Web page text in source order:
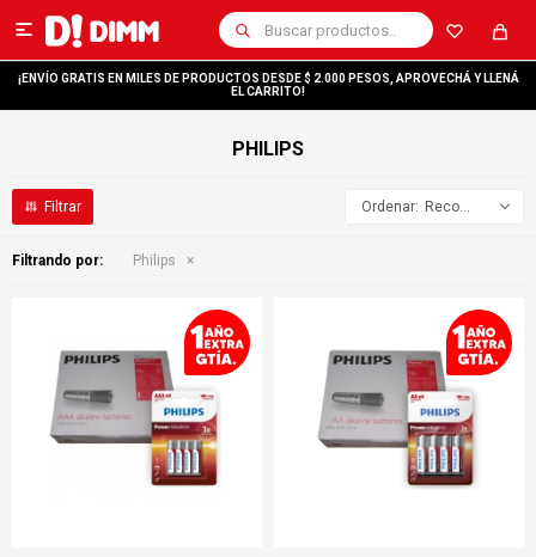

¡ENVÍO GRATIS EN MILES DE PRODUCTOS DESDE $ 2.000 PESOS, APROVECHÁ Y LLENÁ
EL CARRITO!
PHILIPS
Recomendados
Filtrando por: Philips